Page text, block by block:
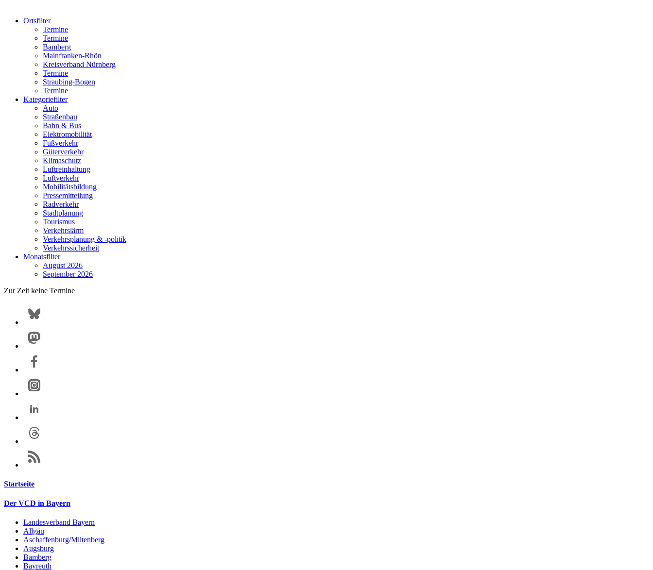
Ortsfilter
Termine
Termine
Bamberg
Mainfranken-Rhön
Kreisverband Nürnberg
Termine
Straubing-Bogen
Termine
Kategoriefilter
Auto
Straßenbau
Bahn & Bus
Elektromobilität
Fußverkehr
Güterverkehr
Klimaschutz
Luftreinhaltung
Luftverkehr
Mobilitätsbildung
Pressemitteilung
Radverkehr
Stadtplanung
Tourismus
Verkehrslärm
Verkehrsplanung & -politik
Verkehrssicherheit
Monatsfilter
August 2026
September 2026
Zur Zeit keine Termine
Startseite
Der VCD in Bayern
Landesverband Bayern
Allgäu
Aschaffenburg/Miltenberg
Augsburg
Bamberg
Bayreuth